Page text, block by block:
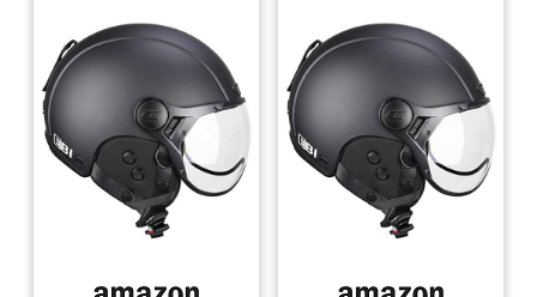
verre miroir bien ventilé
et le système Easyclick
Lens Exchange
permettent une
adaptation rapide à
toutes les conditions
météorologiques Avec le
casque Cinema Pro,
vous êtes toujours